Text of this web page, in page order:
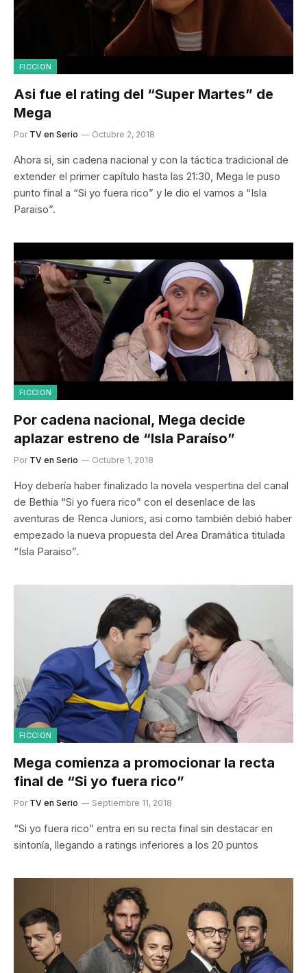
FICCION
Asi fue el rating del “Super Martes” de
Mega
Por TV en Serio Octubre 2, 2018
Ahora si, sin cadena nacional y con la táctica tradicional de
extender el primer capítulo hasta las 21:30, Mega le puso
punto final a “Si yo fuera rico” y le dio el vamos a “Isla
Paraiso”.
FICCION
Por cadena nacional, Mega decide
aplazar estreno de “Isla Paraíso”
Por TV en Serio Octubre 1, 2018
Hoy debería haber finalizado la novela vespertina del canal
de Bethia “Si yo fuera rico” con el desenlace de las
aventuras de Renca Juniors, asi como también debió haber
empezado la nueva propuesta del Area Dramática titulada
“Isla Paraiso”.
FICCION
Mega comienza a promocionar la recta
final de “Si yo fuera rico”
Por TV en Serio Septiembre 11, 2018
“Si yo fuera rico” entra en su recta final sin destacar en
sintonía, llegando a ratings inferiores a los 20 puntos